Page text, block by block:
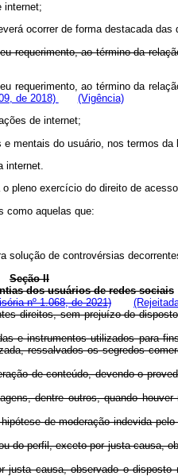
internet;
ocorrer de forma destacada
ao término da
ao término da
de 2018)
(Vigência)
de internet;
mentais do usuário, nos termos da
internet.
pleno exercício do direito de
como aquelas que:
solução de controvérsias
Seção II
dos usuários de redes sociais
nº 1.068, de 2021)
direitos, sem prejuízo do
e instrumentos utilizados para
ressalvados os segredos
de conteúdo, devendo o
dentre outros, quando
hipótese de moderação
ou do perfil, exceto por justa
justa causa, observado o